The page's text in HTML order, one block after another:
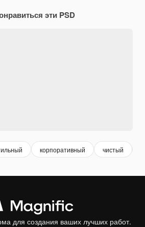
эти PSD
корпоративный чистый
для создания ваших лучших работ.